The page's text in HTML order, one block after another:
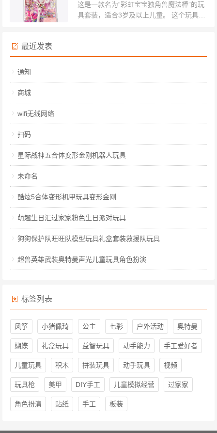
这是一款名为“彩虹宝宝独角兽魔法棒”的玩
具套装，适合3岁及以上儿童。 这个玩具套
最近发表
通知
商城
wifi无线网络
扫码
星际战神五合体变形金刚机器人玩具
未命名
酷炫5合体变形机甲玩具变形金刚
萌趣生日汇过家家粉色生日派对玩具
狗狗保护队旺旺队模型玩具礼盒套装救援队玩具
超兽英雄武装奥特曼声光儿童玩具角色扮演
标签列表
风筝 小猪佩琦 公主 七彩 户外活动 奥特曼
蝴蝶 礼盒玩具 益智玩具 动手能力 手工爱好者
儿童玩具 积木 拼装玩具 动手玩具 视频
玩具枪 美甲 DIY手工 儿童模拟经营 过家家
角色扮演 贴纸 手工 板装